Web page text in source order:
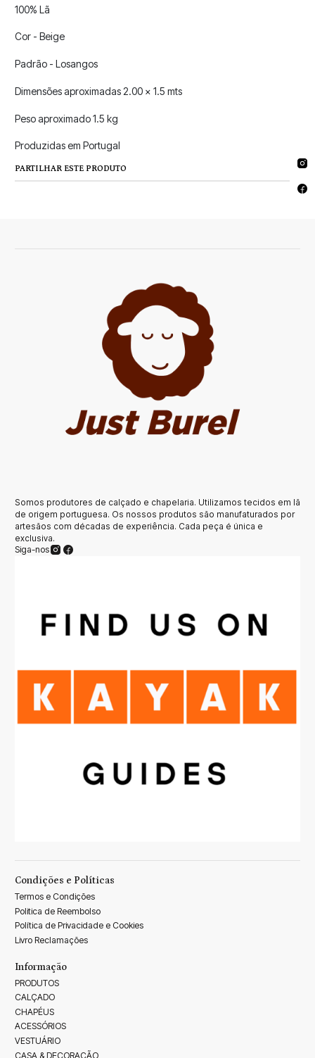
100% Lã
Cor - Beige
Padrão - Losangos
Dimensões aproximadas 2.00 x 1.5 mts
Peso aproximado 1.5 kg
Produzidas em Portugal
PARTILHAR ESTE PRODUTO
Somos produtores de calçado e chapelaria. Utilizamos tecidos em lã
de origem portuguesa. Os nossos produtos são manufaturados por
artesãos com décadas de experiência. Cada peça é única e
exclusiva.
Siga-nos
Condições e Políticas
Termos e Condições
Politica de Reembolso
Política de Privacidade e Cookies
Livro Reclamações
Informação
PRODUTOS
CALÇADO
CHAPÉUS
ACESSÓRIOS
VESTUÁRIO
CASA & DECORAÇÃO